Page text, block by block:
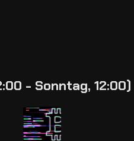
- Sonntag, 12:00)